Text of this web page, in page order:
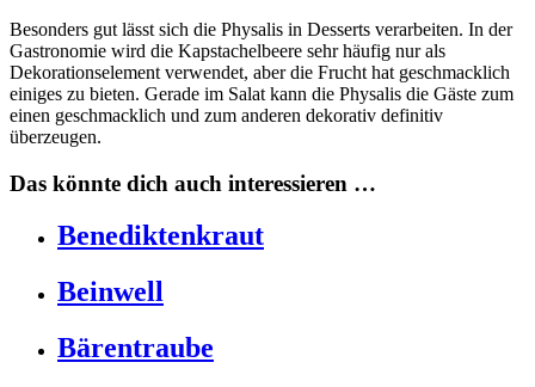
Besonders gut lässt sich die Physalis in Desserts verarbeiten. In der
Gastronomie wird die Kapstachelbeere sehr häufig nur als
Dekorationselement verwendet, aber die Frucht hat geschmacklich
einiges zu bieten. Gerade im Salat kann die Physalis die Gäste zum
einen geschmacklich und zum anderen dekorativ definitiv
überzeugen.
Das könnte dich auch interessieren …
Benediktenkraut
Beinwell
Bärentraube